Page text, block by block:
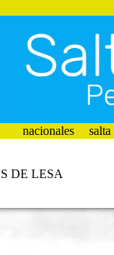
nacionales salta
DE LESA